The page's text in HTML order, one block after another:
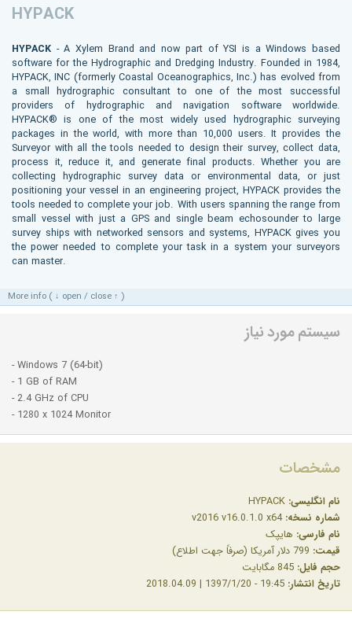
HYPACK
HYPACK - A Xylem Brand and now part of YSI is a Windows based
software for the Hydrographic and Dredging Industry. Founded in 1984,
HYPACK, INC (formerly Coastal Oceanographics, Inc.) has evolved from
a small hydrographic consultant to one of the most successful
providers of hydrographic and navigation software worldwide.
HYPACK® is one of the most widely used hydrographic surveying
packages in the world, with more than 10,000 users. It provides the
Surveyor with all the tools needed to design their survey, collect data,
process it, reduce it, and generate final products. Whether you are
collecting hydrographic survey data or environmental data, or just
positioning your vessel in an engineering project, HYPACK provides the
tools needed to complete your job. With users spanning the range from
small vessel with just a GPS and single beam echosounder to large
survey ships with networked sensors and systems, HYPACK gives you
the power needed to complete your task in a system your surveyors
can master.
More info ( ↓ open / close ↑ )
سیستم مورد نیاز
- Windows 7 (64-bit)
- 1 GB of RAM
- 2.4 GHz of CPU
- 1280 x 1024 Monitor
مشخصات
نام انگلیسی:
شماره نسخه: v2016 v16.0.1.0 x64
نام فارسی: هایپک
قیمت:
حجم فایل:
تاریخ انتشار: